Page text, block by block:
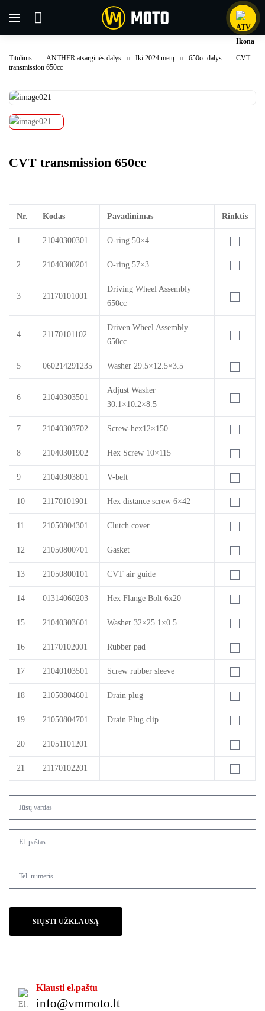
Titulinis ANTHER atsarginės dalys Iki 2024 metų 650cc dalys
CVT
transmission 650cc
CVT transmission 650cc
Nr. Kodas Pavadinimas Rinktis
1 21040300301 O-ring 50×4
2 21040300201 O-ring 57×3
3 21170101001
Driving Wheel Assembly
650cc
4 21170101102
Driven Wheel Assembly
650cc
5 060214291235 Washer 29.5×12.5×3.5
6 21040303501
Adjust Washer
30.1×10.2×8.5
7 21040303702 Screw-hex12×150
8 21040301902 Hex Screw 10×115
9 21040303801 V-belt
10 21170101901 Hex distance screw 6×42
11 21050804301 Clutch cover
12 21050800701 Gasket
13 21050800101 CVT air guide
14 01314060203 Hex Flange Bolt 6x20
15 21040303601 Washer 32×25.1×0.5
16 21170102001 Rubber pad
17 21040103501 Screw rubber sleeve
18 21050804601 Drain plug
19 21050804701 Drain Plug clip
20 21051101201
21 21170102201
SIŲSTI UŽKLAUSĄ
Klausti el.paštu
info@vmmoto.lt